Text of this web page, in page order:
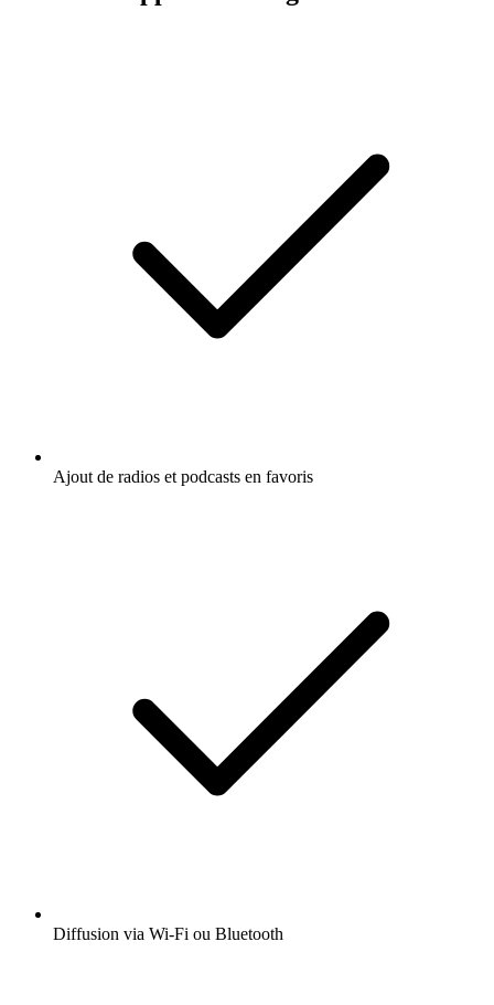
Ajout de radios et podcasts en favoris
Diffusion via Wi-Fi ou Bluetooth